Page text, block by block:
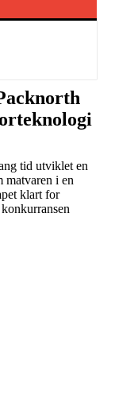
tid utviklet en
matvaren i en
klart for